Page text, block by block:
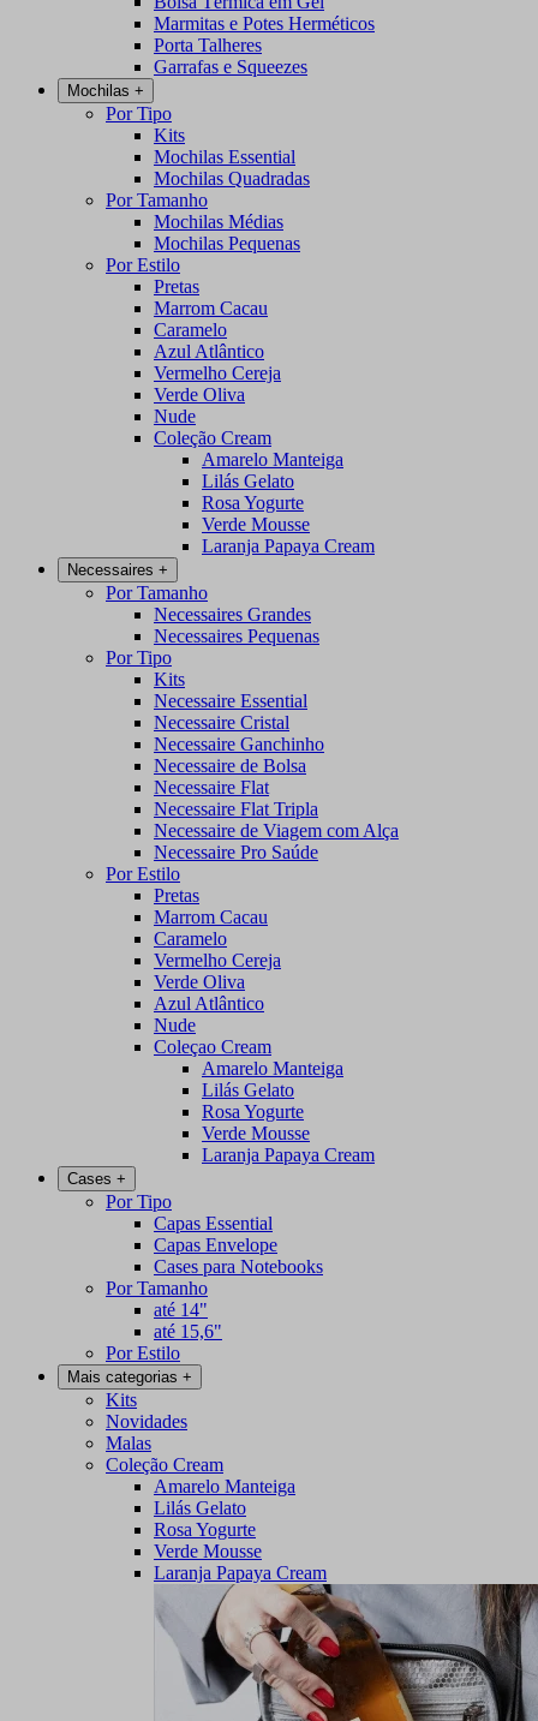
Marmitas e Potes Herméticos
Porta Talheres
Garrafas e Squeezes
Mochilas +
Por Tipo
Kits
Mochilas Essential
Mochilas Quadradas
Por Tamanho
Mochilas Médias
Mochilas Pequenas
Por Estilo
Pretas
Marrom Cacau
Caramelo
Azul Atlântico
Vermelho Cereja
Verde Oliva
Nude
Coleção Cream
Amarelo Manteiga
Lilás Gelato
Rosa Yogurte
Verde Mousse
Laranja Papaya Cream
Necessaires +
Por Tamanho
Necessaires Grandes
Necessaires Pequenas
Por Tipo
Kits
Necessaire Essential
Necessaire Cristal
Necessaire Ganchinho
Necessaire de Bolsa
Necessaire Flat
Necessaire Flat Tripla
Necessaire de Viagem com Alça
Necessaire Pro Saúde
Por Estilo
Pretas
Marrom Cacau
Caramelo
Vermelho Cereja
Verde Oliva
Azul Atlântico
Nude
Coleçao Cream
Amarelo Manteiga
Lilás Gelato
Rosa Yogurte
Verde Mousse
Laranja Papaya Cream
Cases +
Por Tipo
Capas Essential
Capas Envelope
Cases para Notebooks
Por Tamanho
até 14"
até 15,6"
Por Estilo
Mais categorias +
Kits
Novidades
Malas
Coleção Cream
Amarelo Manteiga
Lilás Gelato
Rosa Yogurte
Verde Mousse
Laranja Papaya Cream